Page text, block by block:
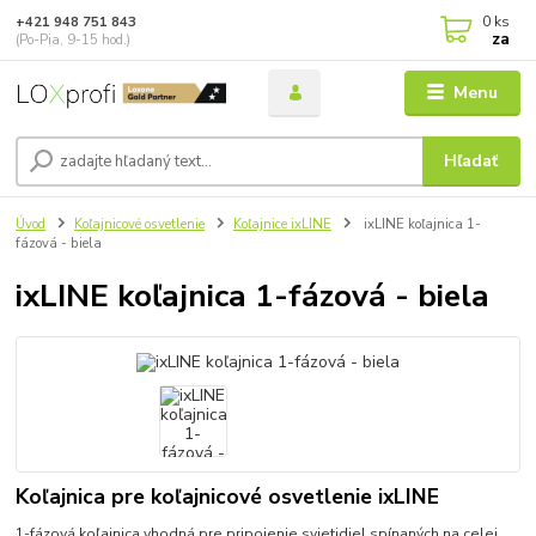
Menu
Hľadať
+421 948 751 843
(Po-Pia, 9-15 hod.)
0 ks
za
Úvod Koľajnicové osvetlenie Koľajnice ixLINE
ixLINE koľajnica 1-
fázová - biela
ixLINE koľajnica 1-fázová - biela
Koľajnica pre koľajnicové osvetlenie ixLINE